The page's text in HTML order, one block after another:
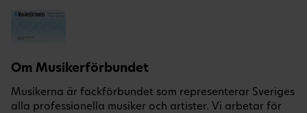
Om Musikerförbundet
Musikerna är fackförbundet som representerar Sveriges
alla professionella musiker och artister. Vi arbetar för